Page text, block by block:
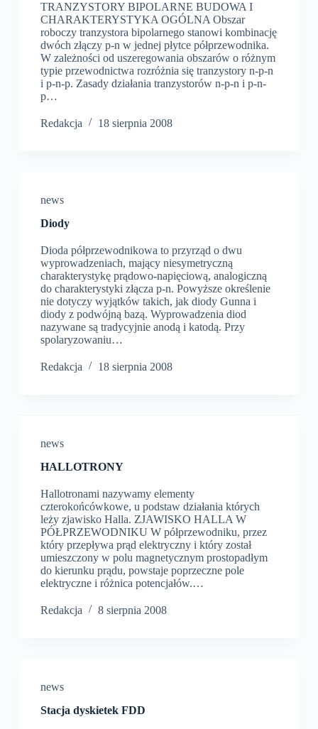
TRANZYSTORY BIPOLARNE BUDOWA I
CHARAKTERYSTYKA OGÓLNA Obszar
roboczy tranzystora bipolarnego stanowi kombinację
dwóch złączy p-n w jednej płytce półprzewodnika.
W zależności od uszeregowania obszarów o róż­nym
typie przewodnictwa rozróżnia się tranzystory n-p-n
i p-n-p. Zasady działania tranzystorów n-p-n i p-n-
p…
Redakcja 18 sierpnia 2008
news
Diody
Dioda półprzewodnikowa to przyrząd o dwu
wyprowadzeniach, mający niesy­metryczną
charakterystykę prądowo-napięciową, analogiczną
do charakterystyki złącza p-n. Powyższe określenie
nie dotyczy wyjątków takich, jak diody Gunna i
diody z podwójną bazą. Wyprowadzenia diod
nazywane są tradycyjnie anodą i katodą. Przy
spolary­zowaniu…
Redakcja 18 sierpnia 2008
news
HALLOTRONY
Hallotronami nazywamy elementy
czterokońcówkowe, u podstaw działania których
leży zjawisko Halla. ZJAWISKO HALLA W
PÓŁPRZEWODNIKU W półprzewodniku, przez
który przepływa prąd elektryczny i który został
umieszczony w polu magnetycznym prostopadłym
do kierunku prądu, powstaje po­przeczne pole
elektryczne i różnica potencjałów.…
Redakcja 8 sierpnia 2008
news
Stacja dyskietek FDD